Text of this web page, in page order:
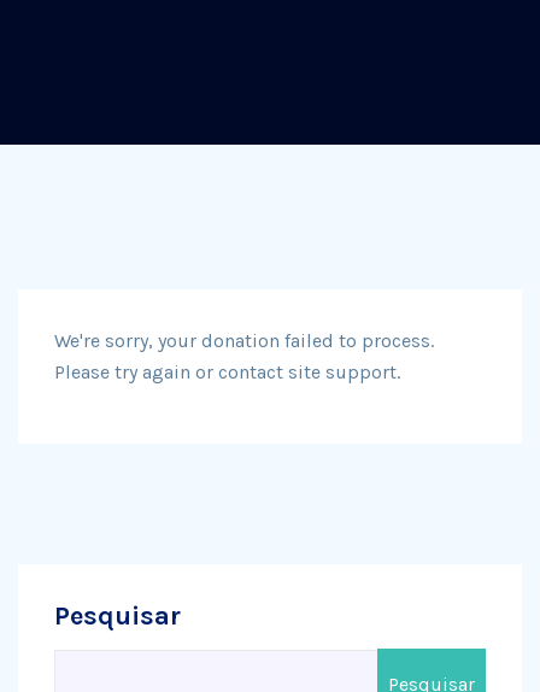
We're sorry, your donation failed to process.
Please try again or contact site support.
Pesquisar
Pesquisar